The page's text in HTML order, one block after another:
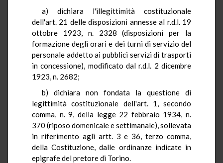
a) dichiara l'illegittimità costituzionale
dell'art. 21 delle disposizioni annesse al r.d.l. 19
ottobre 1923, n. 2328 (disposizioni per la
formazione degli orari e dei turni di servizio del
personale addetto ai pubblici servizi di trasporti
in concessione), modificato dal r.d.l. 2 dicembre
1923, n. 2682;
b) dichiara non fondata la questione di
legittimità costituzionale dell'art. 1, secondo
comma, n. 9, della legge 22 febbraio 1934, n.
370 (riposo domenicale e settimanale), sollevata
in riferimento agli artt. 3 e 36, terzo comma,
della Costituzione, dalle ordinanze indicate in
epigrafe del pretore di Torino.